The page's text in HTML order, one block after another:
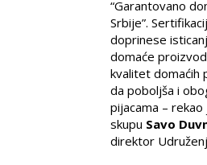
“Garantovano
Srbije”.
doprinese
domaće
kvalitet domaćih
da poboljša i
pijacama –
skupu Savo
direktor